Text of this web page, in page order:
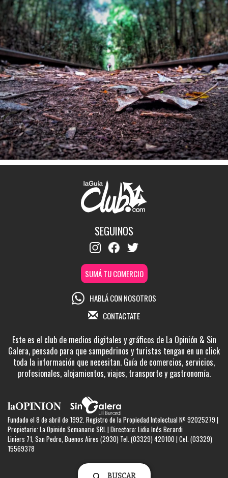
SEGUINOS
SUMÁ TU COMERCIO
HABLÁ CON NOSOTROS
CONTACTATE
Este es el club de medios digitales y gráficos de La Opinión & Sin
Galera, pensado para que sampedrinos y turistas tengan en un click
toda la información que necesitan. Guía de comercios, servicios,
profesionales, alojamientos, viajes, transporte y gastronomía.
Fundado el 8 de abril de 1992. Registro de la Propiedad Intelectual Nº 92025279 |
Propietario: La Opinión Semanario SRL | Directora: Lidia Inés Berardi
Liniers 71, San Pedro, Buenos Aires (2930) Tel. (03329) 420100 | Cel. (03329)
15569378
BUSCAR